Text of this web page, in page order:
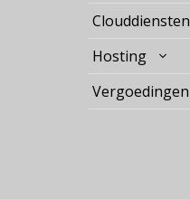
Clouddiensten
Hosting
Vergoedingen